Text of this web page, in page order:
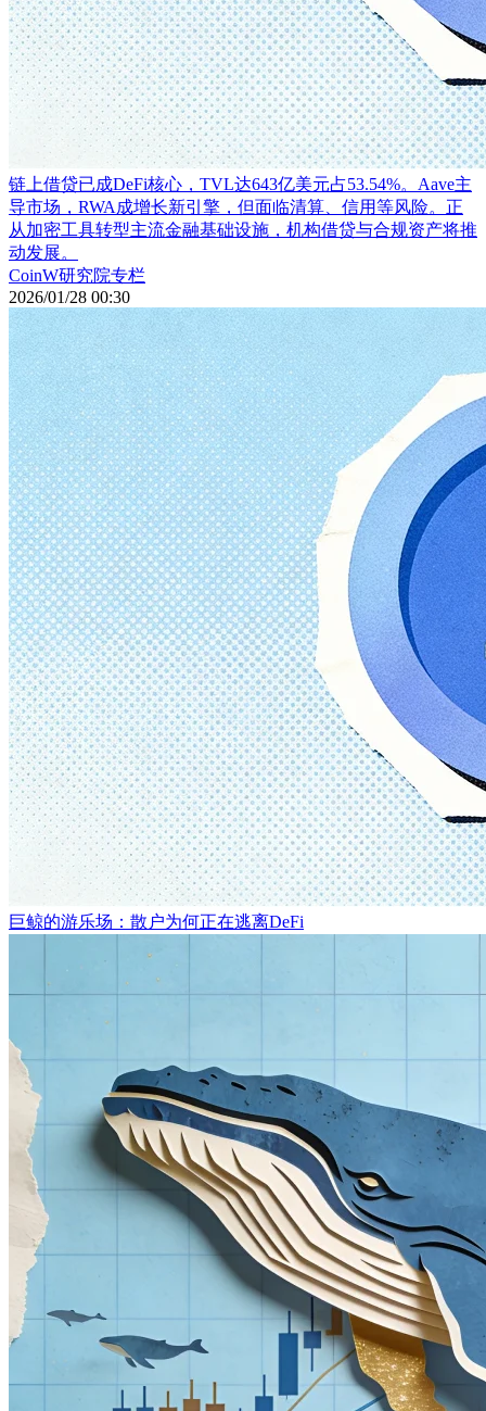
链上借贷已成DeFi核心，TVL达643亿美元占53.54%。Aave主
导市场，RWA成增长新引擎，但面临清算、信用等风险。正
从加密工具转型主流金融基础设施，机构借贷与合规资产将推
动发展。
CoinW研究院专栏
2026/01/28 00:30
巨鲸的游乐场：散户为何正在逃离DeFi